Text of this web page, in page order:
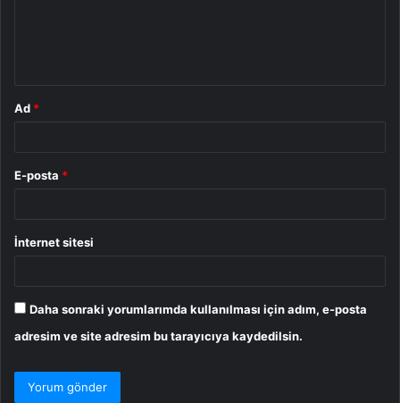
Ad *
E-posta *
İnternet sitesi
Daha sonraki yorumlarımda kullanılması için adım, e-posta
adresim ve site adresim bu tarayıcıya kaydedilsin.